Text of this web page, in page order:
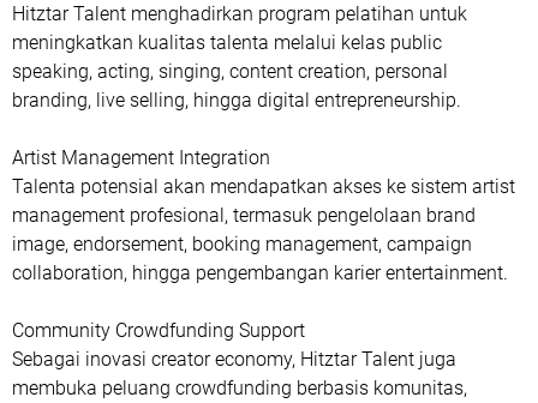
Hitztar Talent menghadirkan program pelatihan untuk
meningkatkan kualitas talenta melalui kelas public
speaking, acting, singing, content creation, personal
branding, live selling, hingga digital entrepreneurship.
Artist Management Integration
Talenta potensial akan mendapatkan akses ke sistem artist
management profesional, termasuk pengelolaan brand
image, endorsement, booking management, campaign
collaboration, hingga pengembangan karier entertainment.
Community Crowdfunding Support
Sebagai inovasi creator economy, Hitztar Talent juga
membuka peluang crowdfunding berbasis komunitas,